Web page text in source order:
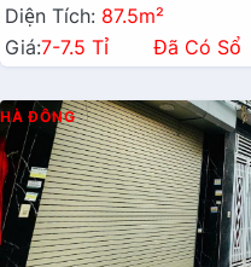
Diện Tích: 87.5m²
Giá:7-7.5 Tỉ Đã Có Sổ
HÀ ĐÔNG